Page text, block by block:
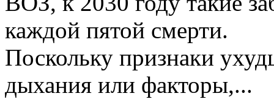
каждой пятой смерти.
Поскольку признаки
дыхания или факторы,...